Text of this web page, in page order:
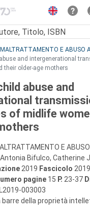
MALTRATTAMENTO E ABUSO
and intergenerational
their older-age mothers
abuse and
of midlife
E ABUSO
Antonia Bifulco, Catherine
2019 Fascicolo
pagine 15 P. 23-37
003003
a barre della proprietà